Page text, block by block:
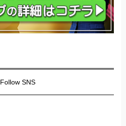
Follow SNS